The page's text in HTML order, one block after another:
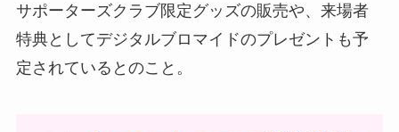
サポーターズクラブ限定グッズの販売や、来場者
特典としてデジタルブロマイドのプレゼントも予
定されているとのこと。